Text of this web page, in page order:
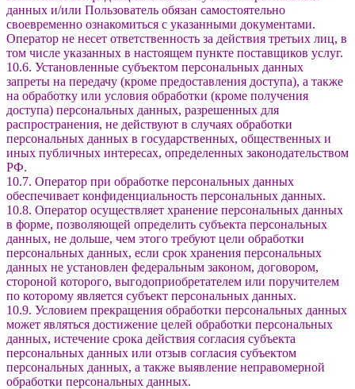
данных и/или Пользователь обязан самостоятельно
своевременно ознакомиться с указанными документами.
Оператор не несет ответственность за действия третьих лиц, в
том числе указанных в настоящем пункте поставщиков услуг.
10.6. Установленные субъектом персональных данных
запреты на передачу (кроме предоставления доступа), а также
на обработку или условия обработки (кроме получения
доступа) персональных данных, разрешенных для
распространения, не действуют в случаях обработки
персональных данных в государственных, общественных и
иных публичных интересах, определенных законодательством
РФ.
10.7. Оператор при обработке персональных данных
обеспечивает конфиденциальность персональных данных.
10.8. Оператор осуществляет хранение персональных данных
в форме, позволяющей определить субъекта персональных
данных, не дольше, чем этого требуют цели обработки
персональных данных, если срок хранения персональных
данных не установлен федеральным законом, договором,
стороной которого, выгодоприобретателем или поручителем
по которому является субъект персональных данных.
10.9. Условием прекращения обработки персональных данных
может являться достижение целей обработки персональных
данных, истечение срока действия согласия субъекта
персональных данных или отзыв согласия субъектом
персональных данных, а также выявление неправомерной
обработки персональных данных.